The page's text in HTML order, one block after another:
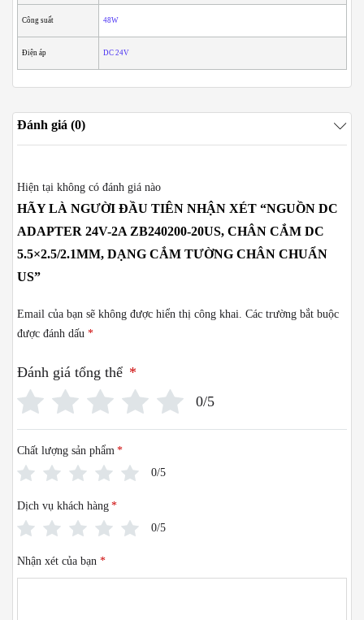
Công suất 48W
Điện áp DC 24V
Đánh giá (0)
Hiện tại không có đánh giá nào
HÃY LÀ NGƯỜI ĐẦU TIÊN NHẬN XÉT “NGUỒN DC
ADAPTER 24V-2A ZB240200-20US, CHÂN CẮM DC
5.5×2.5/2.1MM, DẠNG CẮM TƯỜNG CHÂN CHUẨN
US”
Email của bạn sẽ không được hiển thị công khai. Các trường bắt buộc
được đánh dấu *
Đánh giá tổng thể *
0/5
Chất lượng sản phẩm *
0/5
Dịch vụ khách hàng *
0/5
Nhận xét của bạn *